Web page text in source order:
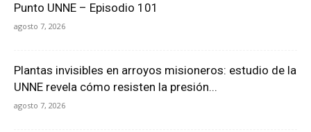
Punto UNNE – Episodio 101
agosto 7, 2026
Plantas invisibles en arroyos misioneros: estudio de la
UNNE revela cómo resisten la presión...
agosto 7, 2026